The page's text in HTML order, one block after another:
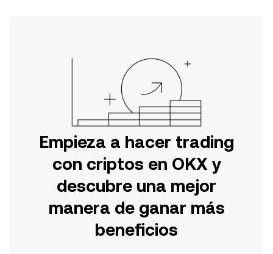
Empieza a hacer trading
con criptos en OKX y
descubre una mejor
manera de ganar más
beneficios